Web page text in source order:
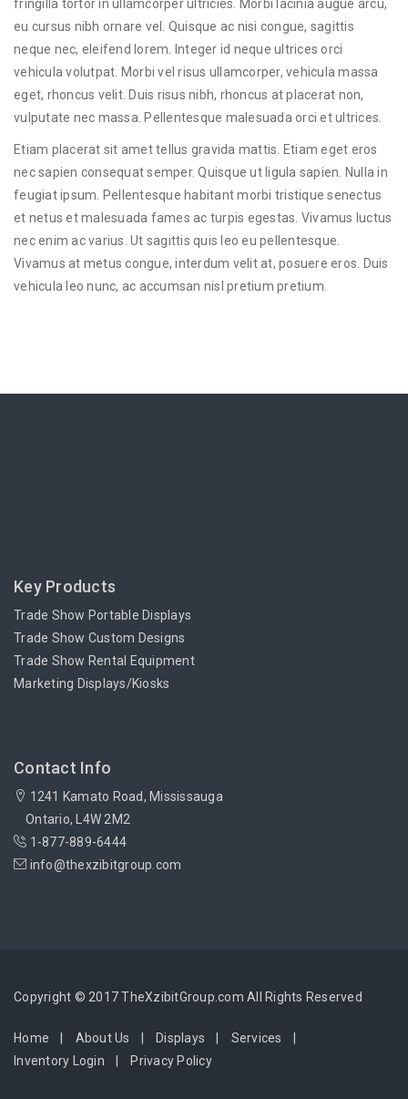
fringilla tortor in ullamcorper ultricies. Morbi lacinia augue arcu,
eu cursus nibh ornare vel. Quisque ac nisi congue, sagittis
neque nec, eleifend lorem. Integer id neque ultrices orci
vehicula volutpat. Morbi vel risus ullamcorper, vehicula massa
eget, rhoncus velit. Duis risus nibh, rhoncus at placerat non,
vulputate nec massa. Pellentesque malesuada orci et ultrices.
Etiam placerat sit amet tellus gravida mattis. Etiam eget eros
nec sapien consequat semper. Quisque ut ligula sapien. Nulla in
feugiat ipsum. Pellentesque habitant morbi tristique senectus
et netus et malesuada fames ac turpis egestas. Vivamus luctus
nec enim ac varius. Ut sagittis quis leo eu pellentesque.
Vivamus at metus congue, interdum velit at, posuere eros. Duis
vehicula leo nunc, ac accumsan nisl pretium pretium.
Key Products
Trade Show Portable Displays
Trade Show Custom Designs
Trade Show Rental Equipment
Marketing Displays/Kiosks
Contact Info
1241 Kamato Road, Mississauga
Ontario, L4W 2M2
1-877-889-6444
info@thexzibitgroup.com
Copyright © 2017 TheXzibitGroup.com All Rights Reserved
Home About Us Displays
Services
Inventory Login
Privacy Policy